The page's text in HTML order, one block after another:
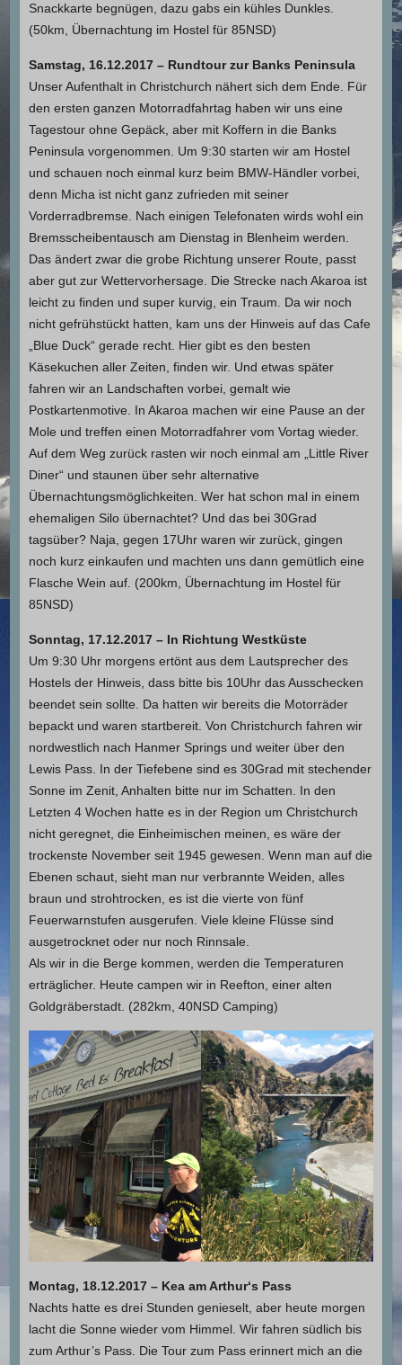
Snackkarte begnügen, dazu gabs ein kühles Dunkles.
(50km, Übernachtung im Hostel für 85NSD)
Samstag, 16.12.2017 – Rundtour zur Banks Peninsula
Unser Aufenthalt in Christchurch nähert sich dem Ende. Für
den ersten ganzen Motorradfahrtag haben wir uns eine
Tagestour ohne Gepäck, aber mit Koffern in die Banks
Peninsula vorgenommen. Um 9:30 starten wir am Hostel
und schauen noch einmal kurz beim BMW-Händler vorbei,
denn Micha ist nicht ganz zufrieden mit seiner
Vorderradbremse. Nach einigen Telefonaten wirds wohl ein
Bremsscheibentausch am Dienstag in Blenheim werden.
Das ändert zwar die grobe Richtung unserer Route, passt
aber gut zur Wettervorhersage. Die Strecke nach Akaroa ist
leicht zu finden und super kurvig, ein Traum. Da wir noch
nicht gefrühstückt hatten, kam uns der Hinweis auf das Cafe
„Blue Duck“ gerade recht. Hier gibt es den besten
Käsekuchen aller Zeiten, finden wir. Und etwas später
fahren wir an Landschaften vorbei, gemalt wie
Postkartenmotive. In Akaroa machen wir eine Pause an der
Mole und treffen einen Motorradfahrer vom Vortag wieder.
Auf dem Weg zurück rasten wir noch einmal am „Little River
Diner“ und staunen über sehr alternative
Übernachtungsmöglichkeiten. Wer hat schon mal in einem
ehemaligen Silo übernachtet? Und das bei 30Grad
tagsüber? Naja, gegen 17Uhr waren wir zurück, gingen
noch kurz einkaufen und machten uns dann gemütlich eine
Flasche Wein auf. (200km, Übernachtung im Hostel für
85NSD)
Sonntag, 17.12.2017 – In Richtung Westküste
Um 9:30 Uhr morgens ertönt aus dem Lautsprecher des
Hostels der Hinweis, dass bitte bis 10Uhr das Ausschecken
beendet sein sollte. Da hatten wir bereits die Motorräder
bepackt und waren startbereit. Von Christchurch fahren wir
nordwestlich nach Hanmer Springs und weiter über den
Lewis Pass. In der Tiefebene sind es 30Grad mit stechender
Sonne im Zenit, Anhalten bitte nur im Schatten. In den
Letzten 4 Wochen hatte es in der Region um Christchurch
nicht geregnet, die Einheimischen meinen, es wäre der
trockenste November seit 1945 gewesen. Wenn man auf die
Ebenen schaut, sieht man nur verbrannte Weiden, alles
braun und strohtrocken, es ist die vierte von fünf
Feuerwarnstufen ausgerufen. Viele kleine Flüsse sind
ausgetrocknet oder nur noch Rinnsale.
Als wir in die Berge kommen, werden die Temperaturen
erträglicher. Heute campen wir in Reefton, einer alten
Goldgräberstadt. (282km, 40NSD Camping)
Montag, 18.12.2017 – Kea am Arthur‘s Pass
Nachts hatte es drei Stunden genieselt, aber heute morgen
lacht die Sonne wieder vom Himmel. Wir fahren südlich bis
zum Arthur’s Pass. Die Tour zum Pass erinnert mich an die